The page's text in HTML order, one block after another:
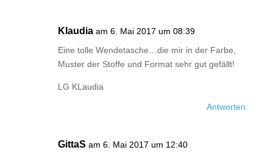
Klaudia am 6. Mai 2017 um 08:39
Eine tolle Wendetasche…die mir in der Farbe,
Muster der Stoffe und Format sehr gut gefällt!
LG KLaudia
Antworten
GittaS am 6. Mai 2017 um 12:40